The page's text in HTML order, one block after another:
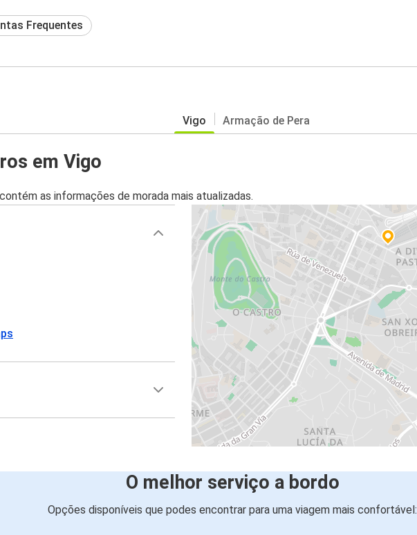
Frequentes
Vigo Armação de Pera
em Vigo
as informações de morada mais atualizadas.
O melhor serviço a bordo
Opções disponíveis que podes encontrar para uma viagem mais confortável: